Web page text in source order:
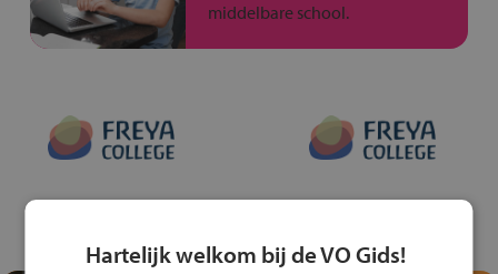
middelbare school.
Hartelijk welkom bij de VO Gids!